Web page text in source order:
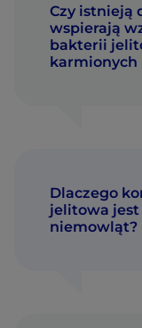
Czy istnieją
wspierają
bakterii
karmionych
Dlaczego
jelitowa
niemowląt?